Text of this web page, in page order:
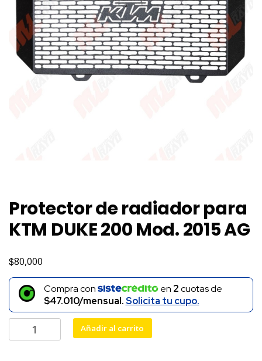
Protector de radiador para
KTM DUKE 200 Mod. 2015 AG
$80,000
Compra con en 2cuotas de
$47.010/mensual.Solicita tu cupo.
Protector
de
Añadir al carrito